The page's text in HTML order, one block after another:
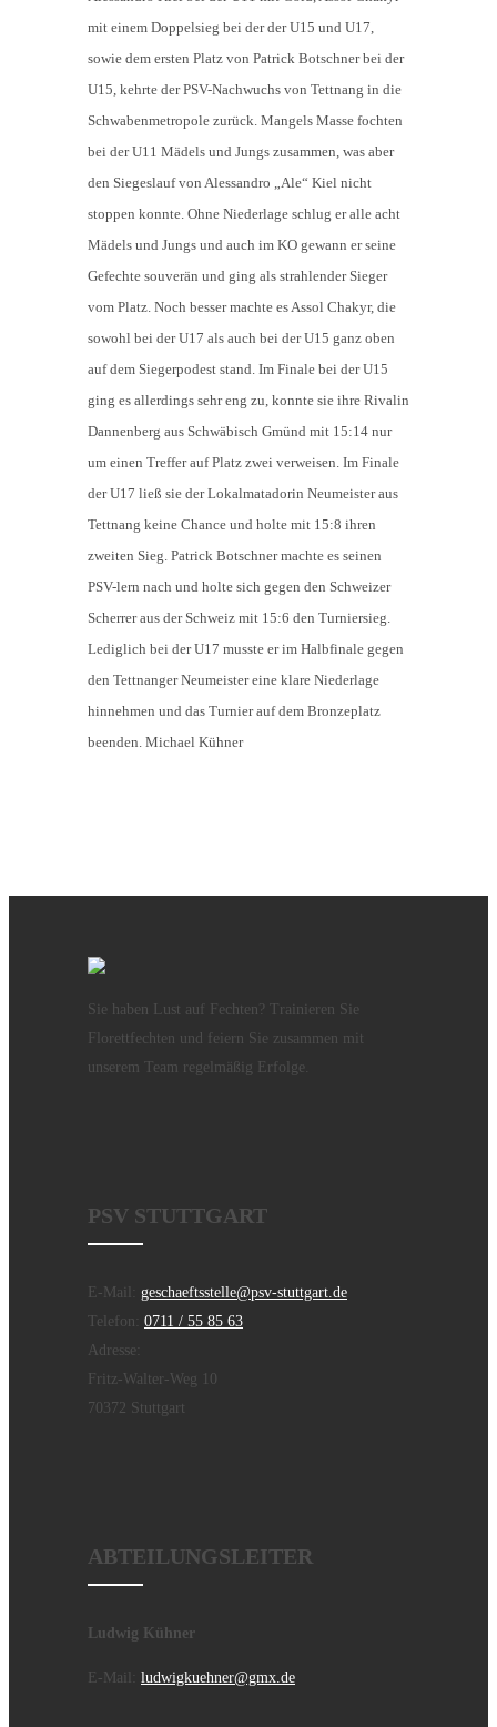
mit einem Doppelsieg bei der der U15 und U17,
sowie dem ersten Platz von Patrick Botschner bei der
U15, kehrte der PSV-Nachwuchs von Tettnang in die
Schwabenmetropole zurück. Mangels Masse fochten
bei der U11 Mädels und Jungs zusammen, was aber
den Siegeslauf von Alessandro „Ale“ Kiel nicht
stoppen konnte. Ohne Niederlage schlug er alle acht
Mädels und Jungs und auch im KO gewann er seine
Gefechte souverän und ging als strahlender Sieger
vom Platz. Noch besser machte es Assol Chakyr, die
sowohl bei der U17 als auch bei der U15 ganz oben
auf dem Siegerpodest stand. Im Finale bei der U15
ging es allerdings sehr eng zu, konnte sie ihre Rivalin
Dannenberg aus Schwäbisch Gmünd mit 15:14 nur
um einen Treffer auf Platz zwei verweisen. Im Finale
der U17 ließ sie der Lokalmatadorin Neumeister aus
Tettnang keine Chance und holte mit 15:8 ihren
zweiten Sieg. Patrick Botschner machte es seinen
PSV-lern nach und holte sich gegen den Schweizer
Scherrer aus der Schweiz mit 15:6 den Turniersieg.
Lediglich bei der U17 musste er im Halbfinale gegen
den Tettnanger Neumeister eine klare Niederlage
hinnehmen und das Turnier auf dem Bronzeplatz
beenden. Michael Kühner
Sie haben Lust auf Fechten? Trainieren Sie
Florettfechten und feiern Sie zusammen mit
unserem Team regelmäßig Erfolge.
PSV STUTTGART
E-Mail: geschaeftsstelle@psv-stuttgart.de
Telefon: 0711 / 55 85 63
Adresse:
Fritz-Walter-Weg 10
70372 Stuttgart
ABTEILUNGSLEITER
Ludwig Kühner
E-Mail: ludwigkuehner@gmx.de